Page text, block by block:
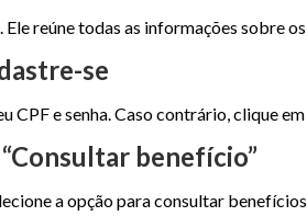
. Ele reúne todas as informações sobre
se
CPF e senha. Caso contrário, clique
benefício”
a opção para consultar